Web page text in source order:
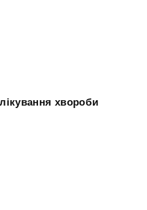
хвороби